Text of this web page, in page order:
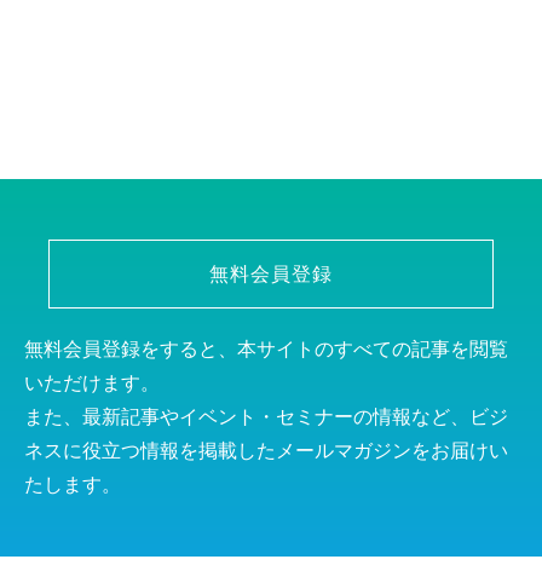
無料会員登録
無料会員登録をすると、本サイトのすべての記事を閲覧
いただけます。
また、最新記事やイベント・セミナーの情報など、ビジ
ネスに役立つ情報を掲載したメールマガジンをお届けい
たします。